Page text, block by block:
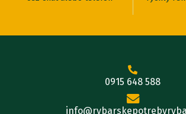
0915 648 588